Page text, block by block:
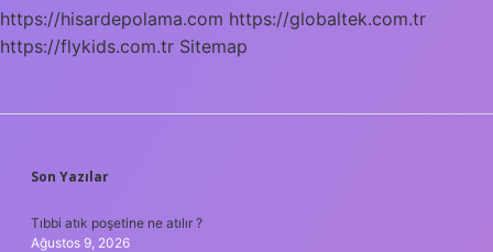
https://hisardepolama.com https://globaltek.com.tr
https://flykids.com.tr Sitemap
SIDEBAR
Son Yazılar
Tıbbi atık poşetine ne atılır ?
Ağustos 9, 2026